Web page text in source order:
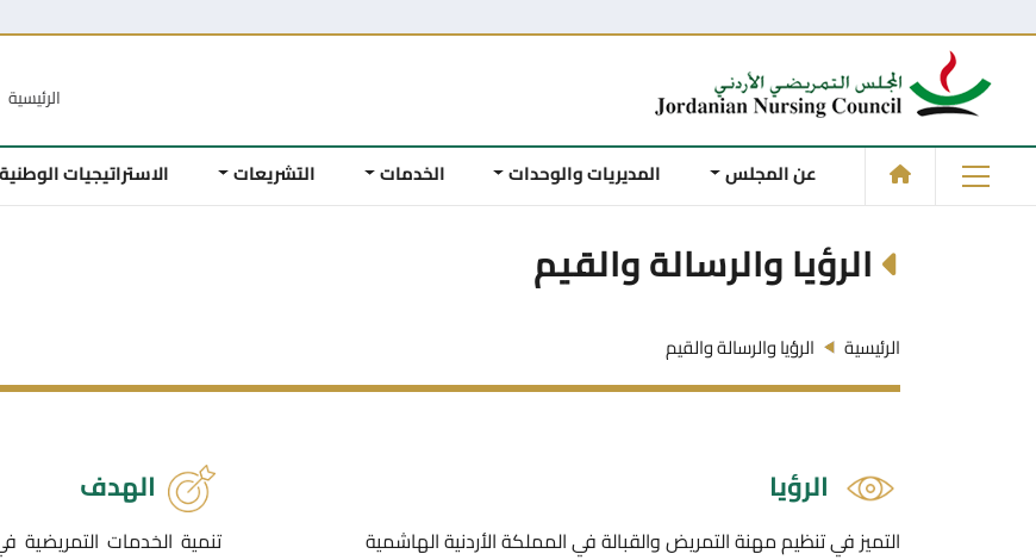
الرئيسية
عن المجلس المديريات والوحدات الخدمات التشريعات الاستراتيجيات الوطنية
الرؤيا والرسالة والقيم
الرئيسية الرؤيا والرسالة والقيم
الرؤيا
التميز في تنظيم مهنة التمريض والقبالة في المملكة الأردنية الهاشمية
الهدف
تنمية الخدمات التمريضية